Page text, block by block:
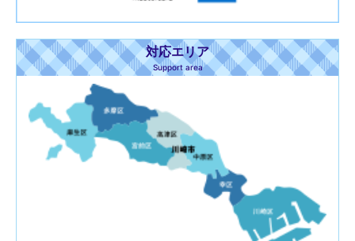
対応エリア
Support area